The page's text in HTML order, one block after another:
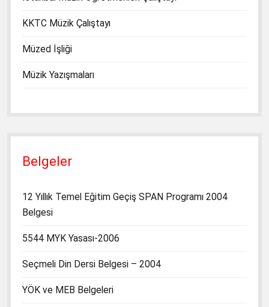
KKTC Müzik Çalıştayı
Müzed İşliği
Müzik Yazışmaları
Belgeler
12 Yıllık Temel Eğitim Geçiş SPAN Programı 2004
Belgesi
5544 MYK Yasası-2006
Seçmeli Din Dersi Belgesi – 2004
YÖK ve MEB Belgeleri